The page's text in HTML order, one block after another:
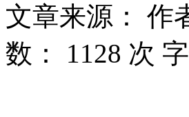
文章来源： 作
数： 1128 次